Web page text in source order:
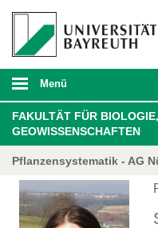
Menü
FAKULTÄT FÜR
GEOWISSENSCHAFTEN
Pflanzensystematik - AG